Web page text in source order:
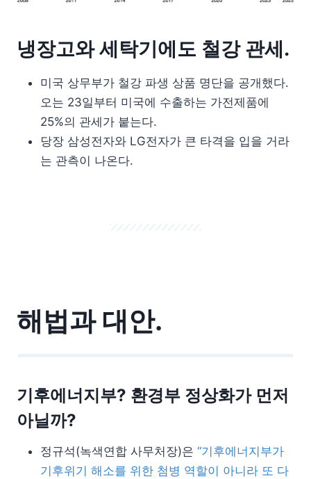
냉장고와 세탁기에도 철강 관세.
미국 상무부가 철강 파생 상품 명단을 공개했다.
오는 23일부터 미국에 수출하는 가전제품에
25%의 관세가 붙는다.
당장 삼성전자와 LG전자가 큰 타격을 입을 거라
는 관측이 나온다.
해법과 대안.
기후에너지부? 환경부 정상화가 먼저
아닐까?
정규석(녹색연합 사무처장)은 “기후에너지부가
기후위기 해소를 위한 첨병 역할이 아니라 또 다